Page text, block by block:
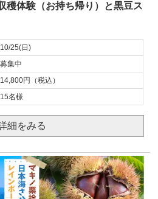
穫体験（お持ち帰り）と黒豆ス
10/25(日)
募集中
14,800円（税込）
15名様
細をみる